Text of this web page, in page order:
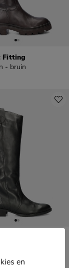
Fitting
- bruin
- zwart
en